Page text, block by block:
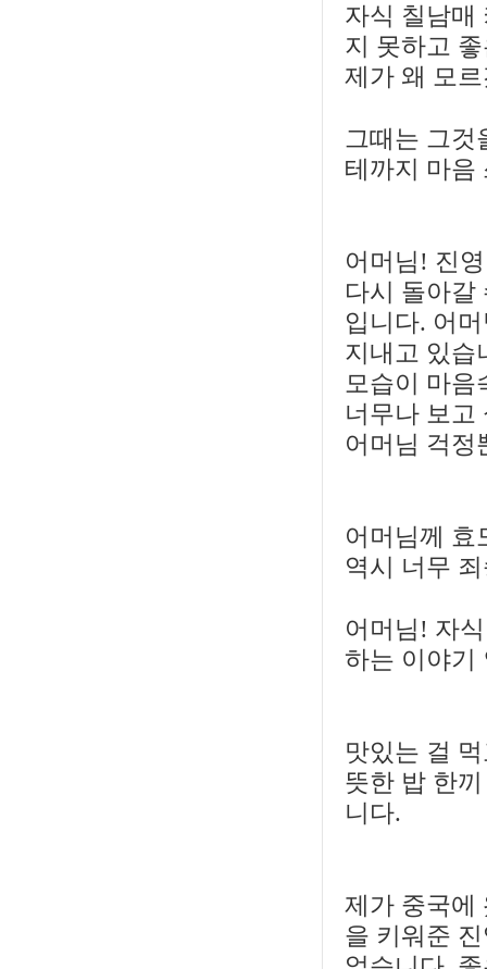
자식 칠남매
지 못하고
제가 왜 모
그때는 그것
테까지 마음
어머님! 진
다시 돌아갈
입니다. 어
지내고 있습
모습이 마음
너무나 보고
어머님 걱정
어머님께 효
역시 너무
어머님! 자
하는 이야기
맛있는 걸
뜻한 밥 한
니다.
제가 중국에
을 키워준